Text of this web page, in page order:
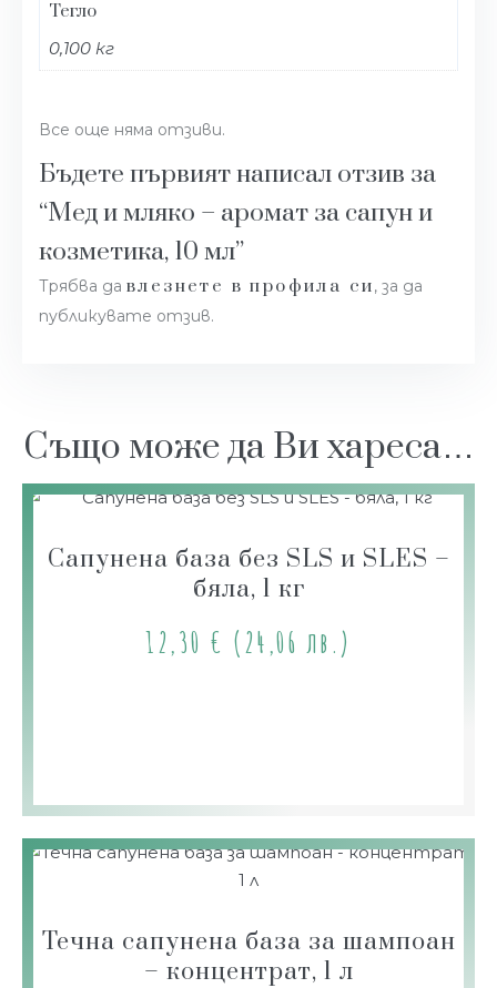
Тегло
0,100 кг
Все още няма отзиви.
Бъдете първият написал отзив за
“Мед и мляко – аромат за сапун и
козметика, 10 мл”
Трябва да влезнете в профила си, за да
публикувате отзив.
Също може да Ви хареса…
Сапунена база без SLS и SLES –
бяла, 1 кг
12,30 € (24,06 лв.)
Течна сапунена база за шампоан
– концентрат, 1 л